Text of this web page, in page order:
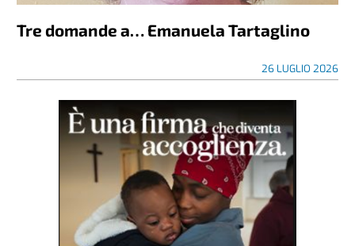
Tre domande a… Emanuela Tartaglino
26 LUGLIO 2026